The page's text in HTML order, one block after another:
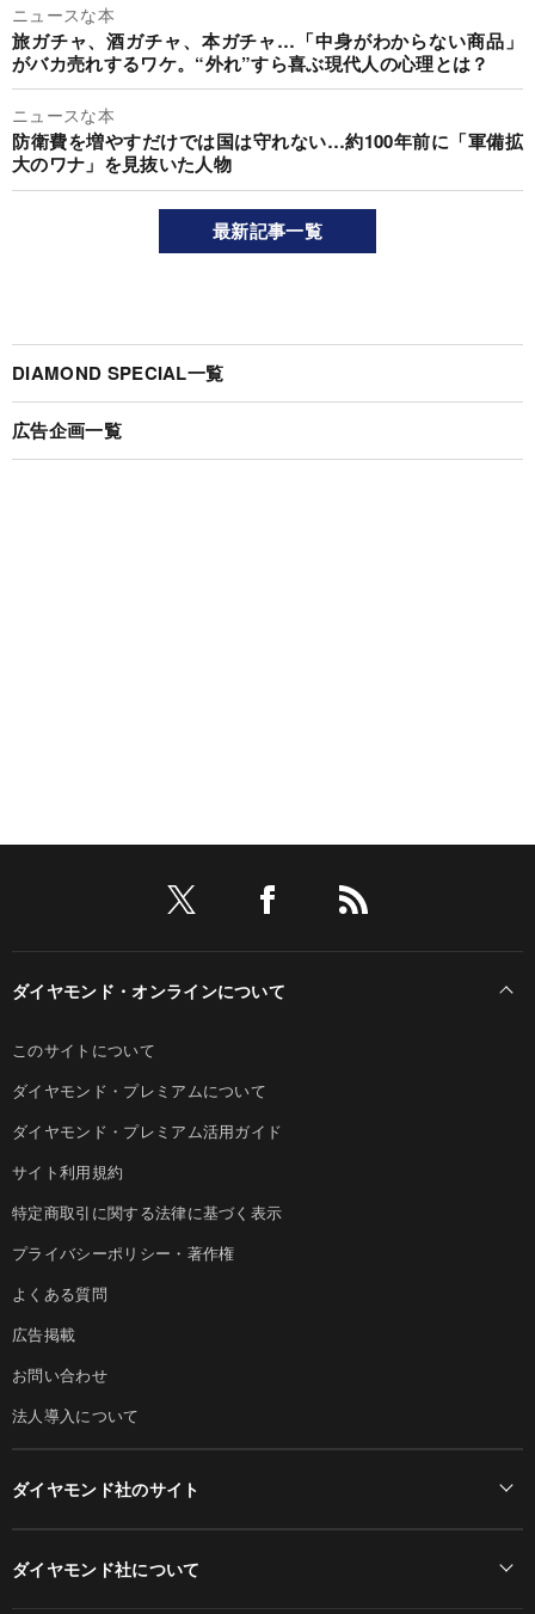
ニュースな本
旅ガチャ、酒ガチャ、本ガチャ…「中身がわからない商品」
がバカ売れするワケ。“外れ”すら喜ぶ現代人の心理とは？
ニュースな本
防衛費を増やすだけでは国は守れない…約100年前に「軍備拡
大のワナ」を見抜いた人物
最新記事一覧
DIAMOND SPECIAL一覧
広告企画一覧
ダイヤモンド・オンラインについて
このサイトについて
ダイヤモンド・プレミアムについて
ダイヤモンド・プレミアム活用ガイド
サイト利用規約
特定商取引に関する法律に基づく表示
プライバシーポリシー・著作権
よくある質問
広告掲載
お問い合わせ
法人導入について
ダイヤモンド社のサイト
ダイヤモンド社について